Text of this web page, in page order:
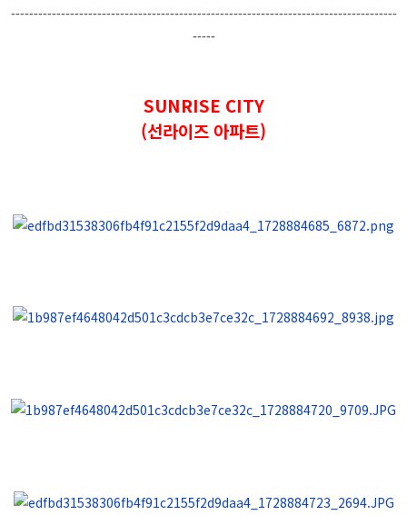
-------------------------------------------------------------------------------------
-----
SUNRISE CITY
(선라이즈 아파트)